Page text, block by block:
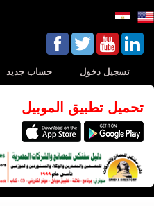
تسجيل دخول حساب جديد
تحميل تطبيق الموبيل